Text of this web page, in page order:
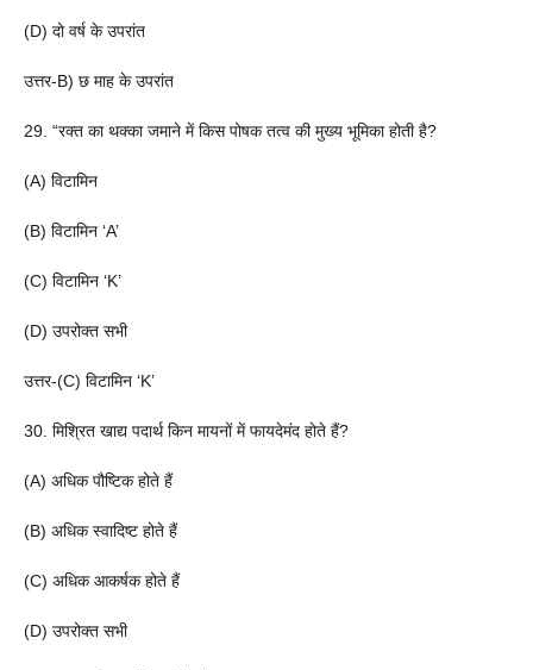
(D) दो वर्ष के उपरांत
उत्तर-B) छ माह के उपरांत
29. “रक्त का थक्का जमाने में किस पोषक तत्व की मुख्य भूमिका होती है?
(A) विटामिन
(B) विटामिन ‘A’
(C) विटामिन ‘K’
(D) उपरोक्त सभी
उत्तर-(C) विटामिन ‘K’
30. मिश्रित खाद्य पदार्थ किन मायनों में फायदेमंद होते हैं?
(A) अधिक पौष्टिक होते हैं
(B) अधिक स्वादिष्ट होते हैं
(C) अधिक आकर्षक होते हैं
(D) उपरोक्त सभी